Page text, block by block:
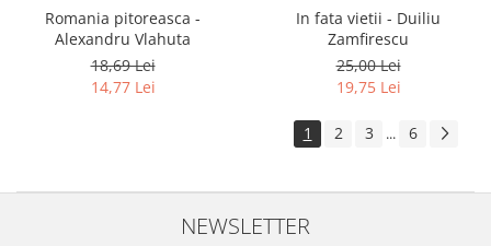
Romania pitoreasca -
Alexandru Vlahuta
18,69 Lei
14,77 Lei
In fata vietii - Duiliu
Zamfirescu
25,00 Lei
19,75 Lei
1 2 3 ... 6
NEWSLETTER